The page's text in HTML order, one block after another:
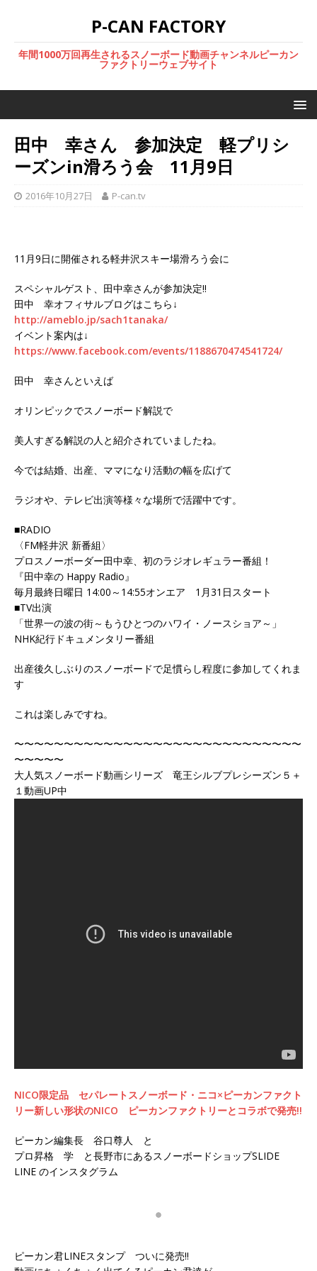
P-CAN FACTORY
年間1000万回再生されるスノーボード動画チャンネルピーカン
ファクトリーウェブサイト
田中 幸さん 参加決定 軽プリシ
ーズンin滑ろう会 11月9日
2016年10月27日 P-can.tv
11月9日に開催される軽井沢スキー場滑ろう会に
スペシャルゲスト、田中幸さんが参加決定!!
田中 幸オフィサルブログはこちら↓
http://ameblo.jp/sach1tanaka/
イベント案内は↓
https://www.facebook.com/events/1188670474541724/
田中 幸さんといえば
オリンピックでスノーボード解説で
美人すぎる解説の人と紹介されていましたね。
今では結婚、出産、ママになり活動の幅を広げて
ラジオや、テレビ出演等様々な場所で活躍中です。
■RADIO
〈FM軽井沢 新番組〉
プロスノーボーダー田中幸、初のラジオレギュラー番組！
『田中幸の Happy Radio』
毎月最終日曜日 14:00～14:55オンエア 1月31日スタート
■TV出演
「世界一の波の街～もうひとつのハワイ・ノースショア～」
NHK紀行ドキュメンタリー番組
出産後久しぶりのスノーボードで足慣らし程度に参加してくれま
す
これは楽しみですね。
〜〜〜〜〜〜〜〜〜〜〜〜〜〜〜〜〜〜〜〜〜〜〜〜〜〜〜〜〜
〜〜〜〜〜
大人気スノーボード動画シリーズ 竜王シルブプレシーズン５＋
１動画UP中
NICO限定品 セパレートスノーボード・ニコ×ピーカンファクト
リー新しい形状のNICO ピーカンファクトリーとコラボで発売!!
ピーカン編集長 谷口尊人 と
プロ昇格 学 と長野市にあるスノーボードショップSLIDE
LINE のインスタグラム
ピーカン君LINEスタンプ ついに発売!!